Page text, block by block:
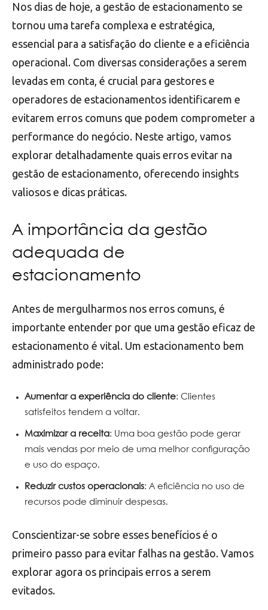
Nos dias de hoje, a gestão de estacionamento se
tornou uma tarefa complexa e estratégica,
essencial para a satisfação do cliente e a eficiência
operacional. Com diversas considerações a serem
levadas em conta, é crucial para gestores e
operadores de estacionamentos identificarem e
evitarem erros comuns que podem comprometer a
performance do negócio. Neste artigo, vamos
explorar detalhadamente quais erros evitar na
gestão de estacionamento, oferecendo insights
valiosos e dicas práticas.
A importância da gestão
adequada de
estacionamento
Antes de mergulharmos nos erros comuns, é
importante entender por que uma gestão eficaz de
estacionamento é vital. Um estacionamento bem
administrado pode:
Aumentar a experiência do cliente: Clientes
satisfeitos tendem a voltar.
Maximizar a receita: Uma boa gestão pode gerar
mais vendas por meio de uma melhor configuração
e uso do espaço.
Reduzir custos operacionais: A eficiência no uso de
recursos pode diminuir despesas.
Conscientizar-se sobre esses benefícios é o
primeiro passo para evitar falhas na gestão. Vamos
explorar agora os principais erros a serem
evitados.